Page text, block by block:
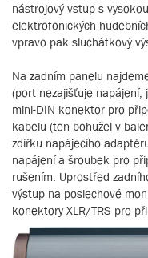
nástrojový vstup s
elektrofonických
vpravo pak sluchátkový
Na zadním panelu
(port nezajišťuje napájení,
mini-DIN konektor pro
kabelu (ten bohužel v
zdířku napájecího
napájení a šroubek pro
rušením. Uprostřed
výstup na poslechové
konektory XLR/TRS pro